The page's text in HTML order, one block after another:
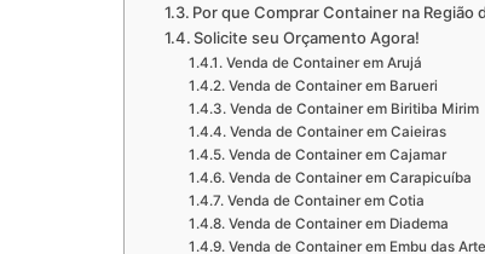
Por que Comprar Container na Região
Solicite seu Orçamento Agora!
Venda de Container em Arujá
Venda de Container em Barueri
Venda de Container em Biritiba Mirim
Venda de Container em Caieiras
Venda de Container em Cajamar
Venda de Container em Carapicuíba
Venda de Container em Cotia
Venda de Container em Diadema
Venda de Container em Embu das